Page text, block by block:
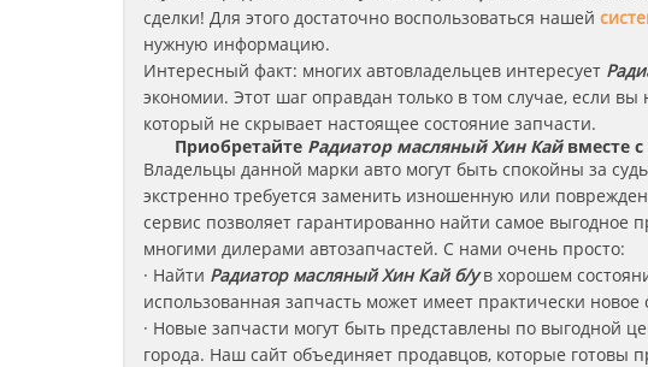
сделки! Для этого достаточно воспользоваться нашей
нужную информацию.
Интересный факт: многих автовладельцев интересует
экономии. Этот шаг оправдан только в том случае, если вы
который не скрывает настоящее состояние запчасти.
Приобретайте Радиатор масляный Хин Кайвместе с
Владельцы данной марки авто могут быть спокойны за
экстренно требуется заменить изношенную или
сервис позволяет гарантированно найти самое выгодное
многими дилерами автозапчастей. С нами очень просто:
· Найти Радиатор масляныйХин Кайб/ув хорошем
использованная запчасть может имеет практически
· Новые запчасти могут быть представлены по выгодной
города. Наш сайт объединяет продавцов, которые готовы